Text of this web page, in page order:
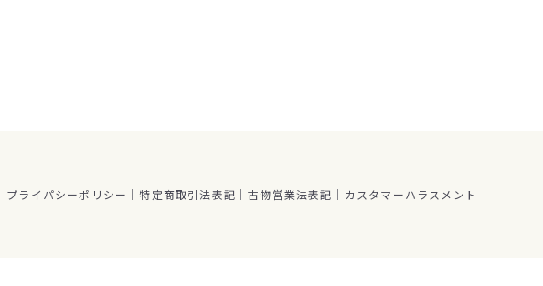
プライパシーポリシー 特定商取引法表記 古物営業法表記 カスタマーハラスメント